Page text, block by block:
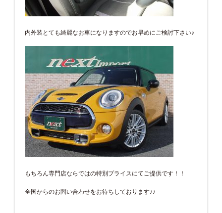
内外装とても綺麗なお車になりますのでお早めにご検討下さい♪
もちろん専門店ならではの特別プライスにてご提供です！！
全国からのお問い合わせをお待ちしております♪♪